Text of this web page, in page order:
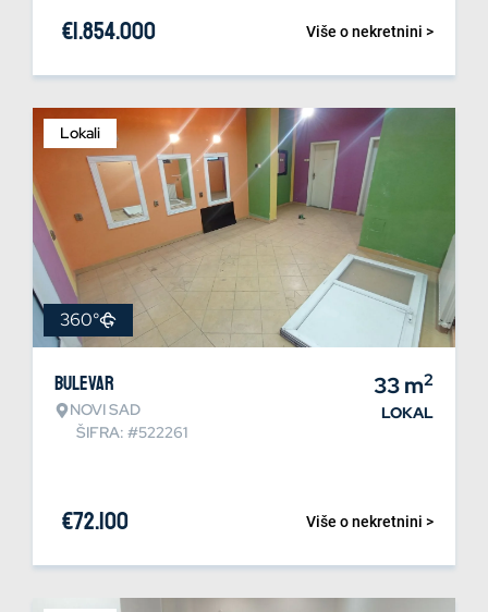
Više o nekretnini >
€1.854.000
Lokali
360°
Bulevar
NOVI SAD
ŠIFRA: #522261
33m2
LOKAL
Više o nekretnini >
€72.100